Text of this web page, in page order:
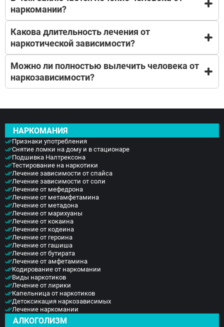
получится, так как только в стационаре можно
изолировать больного и строго контролировать.
наркомании?
Это комплексный процесс, включающий
детоксикацию и снятие ломки. Терапию для того,
чтобы убрать негативные последствия,
полученные организмом т реабилитацию.
Какова длительность лечения от
наркотической зависимости?
Все зависит от того какие наркотики и как долго
принимал пациент. Процесс лечения может занять
как несколько недель, так и несколько лет.
Можно ли полностью вылечить человека от
наркозависимости?
организме. Но можно помочь прекратить
употреблять и вернуться к нормальной жизни.
НАРКОМАНИЯ
Признаки употребления
Снятие ломки на дому и в стационаре
Подшивка Налтрексона
Тестирование на наркотики
Лечение зависимости от спайса
Лечение зависимости от соли
Лечение от мефедрона
Лечение от метамфетамина
Лечение от метадона
Лечение от марихуаны
Лечение от кокаина
Лечение от кодеина
Лечение от героина
Лечение от гашиша
Лечение от бутирата
Лечение от амфетамина
Кодирование от наркомании
Виды наркотиков
Лечение от лирики
Капельница от наркотиков
Детоксикация наркозависимых
Лечение наркомании
АЛКОГОЛИЗМ